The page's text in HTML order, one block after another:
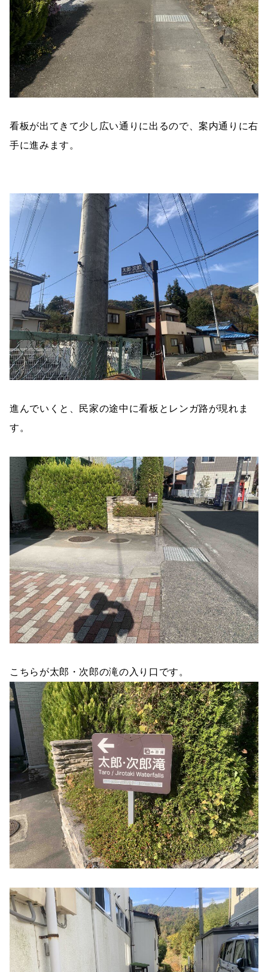
看板が出てきて少し広い通りに出るので、案内通りに右
手に進みます。
進んでいくと、民家の途中に看板とレンガ路が現れま
す。
こちらが太郎・次郎の滝の入り口です。